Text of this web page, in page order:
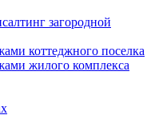
загородной
коттеджного поселка
жилого комплекса